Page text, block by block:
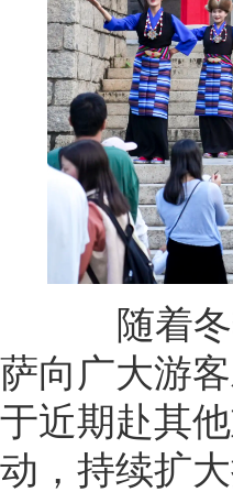
随着冬
萨向广大游
于近期赴其
动，持续扩